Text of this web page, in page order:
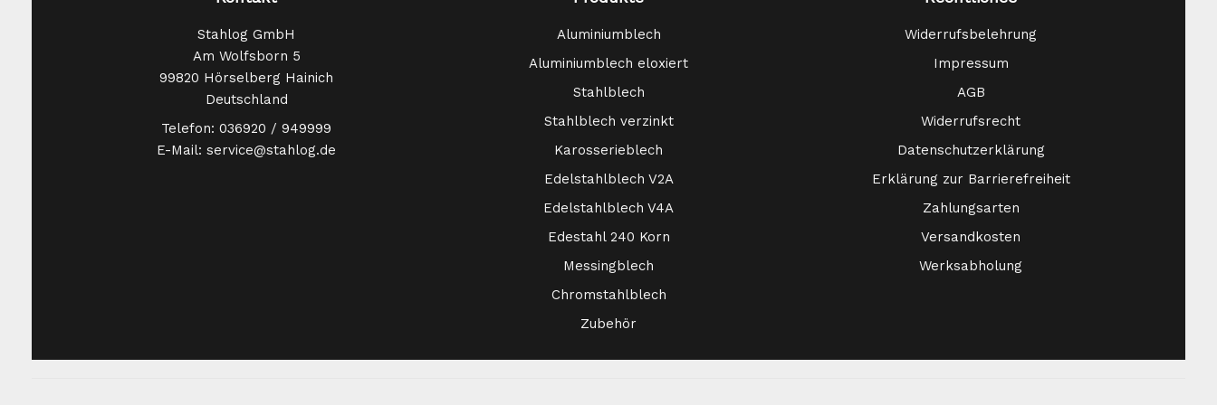
Stahlog GmbH
Am Wolfsborn 5
99820 Hörselberg Hainich
Deutschland
Telefon: 036920 / 949999
E-Mail: service@stahlog.de
Aluminiumblech
Aluminiumblech eloxiert
Stahlblech
Stahlblech verzinkt
Karosserieblech
Edelstahlblech V2A
Edelstahlblech V4A
Edestahl 240 Korn
Messingblech
Chromstahlblech
Zubehör
Widerrufsbelehrung
Impressum
AGB
Widerrufsrecht
Datenschutzerklärung
Erklärung zur Barrierefreiheit
Zahlungsarten
Versandkosten
Werksabholung